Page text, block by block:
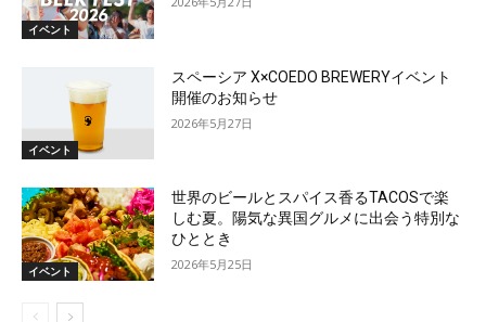
イベント
イベント
スペーシア X×COEDO BREWERYイベント
開催のお知らせ
2026年5月27日
イベント
世界のビールとスパイス香るTACOSで楽
しむ夏。陽気な異国グルメに出会う特別な
ひととき
2026年5月25日